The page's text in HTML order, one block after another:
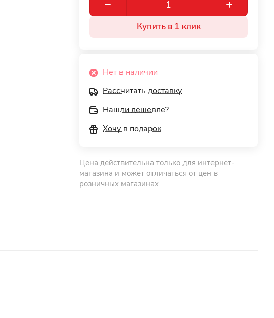
Купить в 1 клик
Нет в наличии
Рассчитать доставку
Нашли дешевле?
Хочу в подарок
Цена действительна только для интернет-
магазина и может отличаться от цен в
розничных магазинах